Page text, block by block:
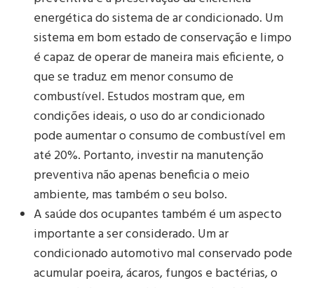
energética do sistema de ar condicionado. Um
sistema em bom estado de conservação e limpo
é capaz de operar de maneira mais eficiente, o
que se traduz em menor consumo de
combustível. Estudos mostram que, em
condições ideais, o uso do ar condicionado
pode aumentar o consumo de combustível em
até 20%. Portanto, investir na manutenção
preventiva não apenas beneficia o meio
ambiente, mas também o seu bolso.
A saúde dos ocupantes também é um aspecto
importante a ser considerado. Um ar
condicionado automotivo mal conservado pode
acumular poeira, ácaros, fungos e bactérias, o